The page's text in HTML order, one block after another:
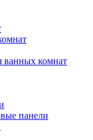
комнат
панели